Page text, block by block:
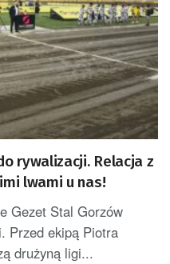
rywalizacji. Relacja z
lwami u nas!
Gezet Stal Gorzów
Przed ekipą Piotra
drużyną ligi...